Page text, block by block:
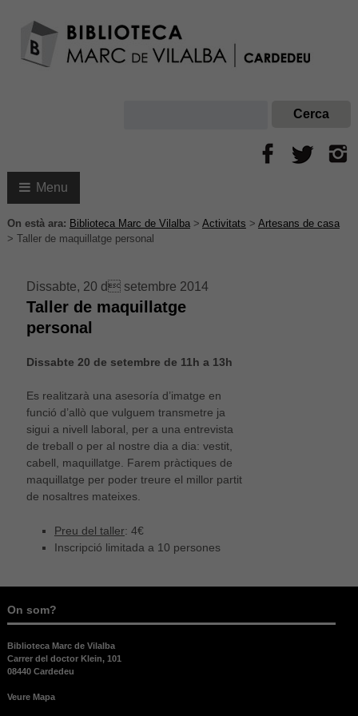
Menu
On està ara: Biblioteca Marc de Vilalba> Activitats > Artesans de casa
> Taller de maquillatge personal
Dissabte, 20 d setembre 2014
Taller de maquillatge
personal
Dissabte 20 de setembre de 11h a 13h
Es realitzarà una asesoría d’imatge en
funció d’allò que vulguem transmetre ja
sigui a nivell laboral, per a una entrevista
de treball o per al nostre dia a dia: vestit,
cabell, maquillatge. Farem pràctiques de
maquillatge per poder treure el millor partit
de nosaltres mateixes.
Preu del taller: 4€
Inscripció limitada a 10 persones
On som?
Biblioteca Marc de Vilalba
Carrer del doctor Klein, 101
08440 Cardedeu
Veure Mapa